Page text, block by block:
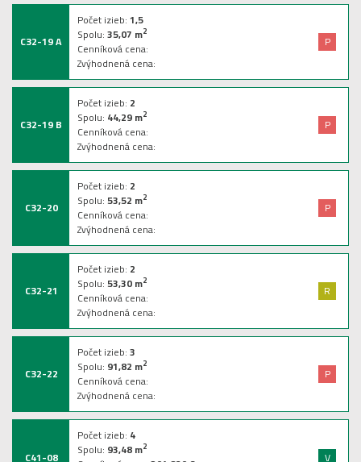
C32-19 A
Počet izieb:1,5
Spolu:35,07 m2
Cenníková cena:
Zvýhodnená cena:
P
C32-19 B
Počet izieb: 2
Spolu: 44,29m2
Cenníková cena:
Zvýhodnená cena:
P
C32-20
Počet izieb: 2
Spolu:53,52 m2
Cenníková cena:
Zvýhodnená cena:
P
C32-21
Počet izieb: 2
Spolu:53,30m2
Cenníková cena:
Zvýhodnená cena:
R
C32-22
Počet izieb:3
Spolu: 91,82 m2
Cenníková cena:
Zvýhodnená cena:
P
C41-08
Počet izieb: 4
Spolu: 93,48m2
V